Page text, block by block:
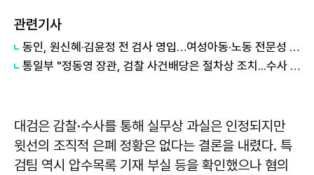
관련기사
동인, 원신혜·김윤정 전 검사 영입…여성아동·노동 전문성 보강
통일부 "정동영 장관, 검찰 사건배당은 절차상 조치...수사 착수로 보기 어려워"
대검은 감찰·수사를 통해 실무상 과실은 인정되지만
윗선의 조직적 은폐 정황은 없다는 결론을 내렸다. 특
검팀 역시 압수목록 기재 부실 등을 확인했으나 혐의